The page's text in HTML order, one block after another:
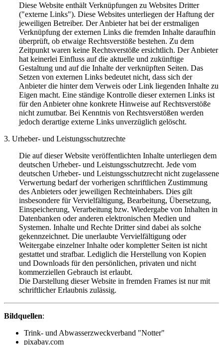
Diese Website enthält Verknüpfungen zu Websites Dritter
("externe Links"). Diese Websites unterliegen der Haftung der
jeweiligen Betreiber. Der Anbieter hat bei der erstmaligen
Verknüpfung der externen Links die fremden Inhalte daraufhin
überprüft, ob etwaige Rechtsverstöße bestehen. Zu dem
Zeitpunkt waren keine Rechtsverstöße ersichtlich. Der Anbieter
hat keinerlei Einfluss auf die aktuelle und zukünftige
Gestaltung und auf die Inhalte der verknüpften Seiten. Das
Setzen von externen Links bedeutet nicht, dass sich der
Anbieter die hinter dem Verweis oder Link liegenden Inhalte zu
Eigen macht. Eine ständige Kontrolle dieser externen Links ist
für den Anbieter ohne konkrete Hinweise auf Rechtsverstöße
nicht zumutbar. Bei Kenntnis von Rechtsverstößen werden
jedoch derartige externe Links unverzüglich gelöscht.
3. Urheber- und Leistungsschutzrechte
Die auf dieser Website veröffentlichten Inhalte unterliegen dem
deutschen Urheber- und Leistungsschutzrecht. Jede vom
deutschen Urheber- und Leistungsschutzrecht nicht zugelassene
Verwertung bedarf der vorherigen schriftlichen Zustimmung
des Anbieters oder jeweiligen Rechteinhabers. Dies gilt
insbesondere für Vervielfältigung, Bearbeitung, Übersetzung,
Einspeicherung, Verarbeitung bzw. Wiedergabe von Inhalten in
Datenbanken oder anderen elektronischen Medien und
Systemen. Inhalte und Rechte Dritter sind dabei als solche
gekennzeichnet. Die unerlaubte Vervielfältigung oder
Weitergabe einzelner Inhalte oder kompletter Seiten ist nicht
gestattet und strafbar. Lediglich die Herstellung von Kopien
und Downloads für den persönlichen, privaten und nicht
kommerziellen Gebrauch ist erlaubt.
Die Darstellung dieser Website in fremden Frames ist nur mit
schriftlicher Erlaubnis zulässig.
Bildquellen:
Trink- und Abwasserzweckverband "Notter"
pixabay.com